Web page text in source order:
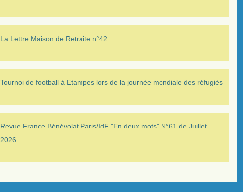
La Lettre Maison de Retraite n°42
Tournoi de football à Etampes lors de la journée mondiale des réfugiés
Revue France Bénévolat Paris/IdF "En deux mots" N°61 de Juillet
2026